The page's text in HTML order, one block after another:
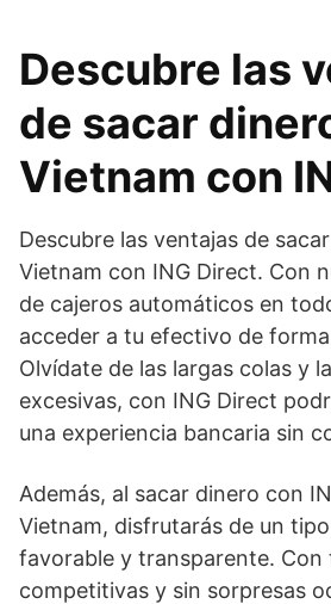
Descubre las
de sacar
Vietnam con
Descubre las ventajas de
Vietnam con ING Direct. Con
de cajeros automáticos en
acceder a tu efectivo de
Olvídate de las largas colas y
excesivas, con ING Direct
una experiencia bancaria sin
Además, al sacar dinero con
Vietnam, disfrutarás de un
favorable y transparente. Con
competitivas y sin sorpresas